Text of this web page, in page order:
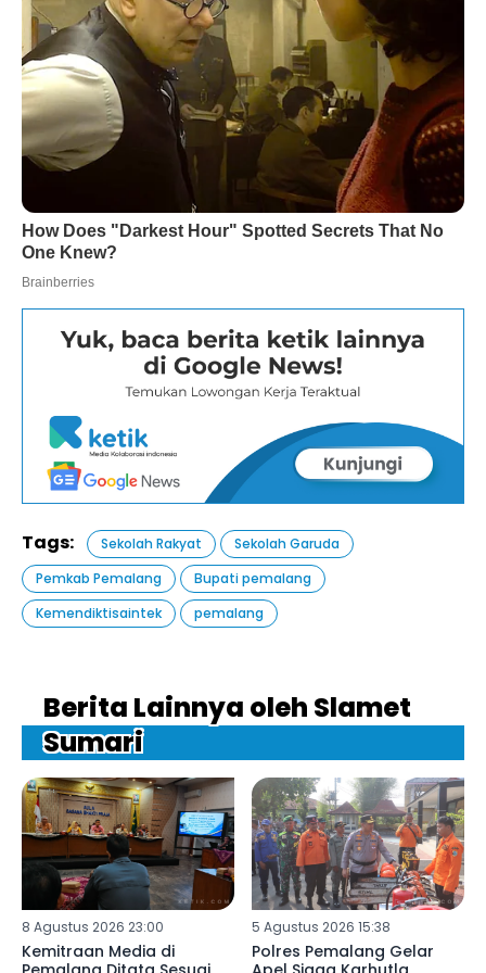
Tags: Sekolah Rakyat
Sekolah Garuda
Pemkab Pemalang
Bupati pemalang
Kemendiktisaintek
pemalang
Berita Lainnya oleh Slamet
Sumari
8 Agustus 2026 23:00
Kemitraan Media di
5 Agustus 2026 15:38
Polres Pemalang Gelar